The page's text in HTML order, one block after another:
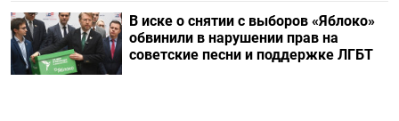
В иске о снятии с выборов «Яблоко»
обвинили в нарушении прав на
советские песни и поддержке ЛГБТ